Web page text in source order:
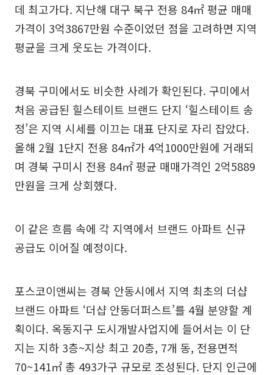
데 최고가다. 지난해 대구 북구 전용 84㎡ 평균 매매
가격이 3억3867만원 수준이었던 점을 고려하면 지역
평균을 크게 웃도는 가격이다.
경북 구미에서도 비슷한 사례가 확인된다. 구미에서
처음 공급된 힐스테이트 브랜드 단지 ‘힐스테이트 송
정’은 지역 시세를 이끄는 대표 단지로 자리 잡았다.
올해 2월 1단지 전용 84㎡가 4억1000만원에 거래되
며 경북 구미시 전용 84㎡ 평균 매매가격인 2억5889
만원을 크게 상회했다.
이 같은 흐름 속에 각 지역에서 브랜드 아파트 신규
공급도 이어질 예정이다.
포스코이앤씨는 경북 안동시에서 지역 최초의 더샵
브랜드 아파트 ‘더샵 안동더퍼스트’를 4월 분양할 계
획이다. 옥동지구 도시개발사업지에 들어서는 이 단
지는 지하 3층~지상 최고 20층, 7개 동, 전용면적
70~141㎡ 총 493가구 규모로 조성된다. 단지 인근에